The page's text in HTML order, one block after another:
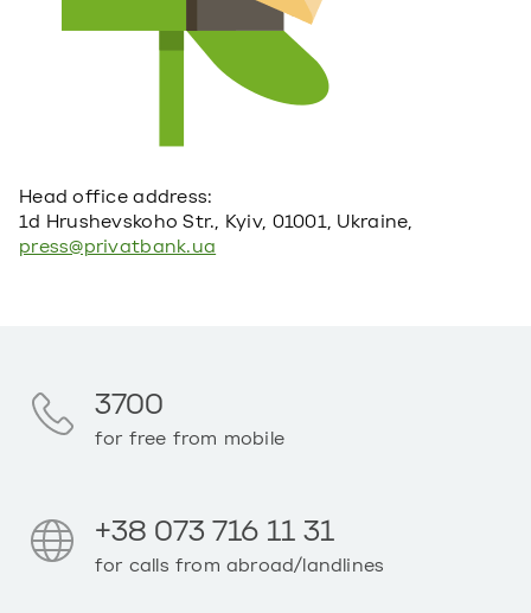
Head office address:
1d Hrushevskoho Str., Kyiv, 01001, Ukraine,
press@privatbank.ua
3700
for free from mobile
+38 073 716 11 31
for calls from abroad/landlines